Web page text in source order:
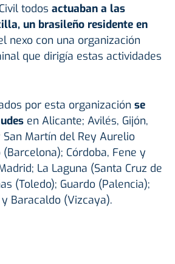
todos actuaban a las
un brasileño residente en
nexo con una organización
que dirigía estas actividades
por esta organización se
en Alicante; Avilés, Gijón,
Martín del Rey Aurelio
Córdoba, Fene y
La Laguna (Santa Cruz de
(Toledo); Guardo (Palencia);
Baracaldo (Vizcaya).